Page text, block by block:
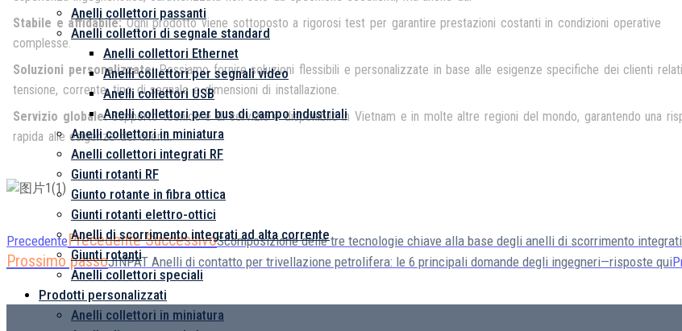
Anelli collettori passanti
Anelli collettori di segnale standard
Anelli collettori Ethernet
Anelli collettori per segnali video
Anelli collettori USB
Anelli collettori per bus di campo industriali
Anelli collettori in miniatura
Anelli collettori integrati RF
Giunti rotanti RF
Giunto rotante in fibra ottica
Giunti rotanti elettro-ottici
Anelli di scorrimento integrati ad alta corrente
Giunti rotanti
Anelli collettori speciali
Prodotti personalizzati
Anelli collettori in miniatura
Stabile e affidabile:Ogni prodotto viene sottoposto a rigorosi test per garantire prestazioni costanti in condizioni operative
complesse.
Soluzioni personalizzate:Possiamo fornire soluzioni flessibili e personalizzate in base alle esigenze specifiche dei clienti
tensione, corrente, tipo di segnale e dimensioni di installazione.
Servizio globale:Supporto tecnico e di servizio è disponibile in Vietnam e in molte altre regioni del mondo, garantendo una
rapida alle esigenze dei clienti.
PrecedentePrecedente SuccessivoScomposizione delle tre tecnologie chiave alla base degli anelli di scorrimento
Prossimo passoJINPAT Anelli di contatto per trivellazione petrolifera: le 6 principali domande degli ingegneri—risposte qui